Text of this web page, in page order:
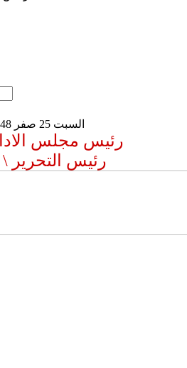
السبت 25 صفر 1448 هـ - 8 أغسطس 2026 م
رئيس مجلس
رئيس التحرير